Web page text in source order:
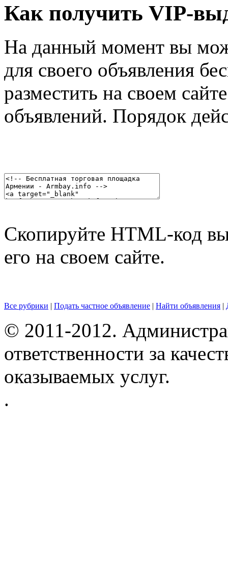
Как получить VIP-
На данный момент вы
для своего объявления
разместить на своем
объявлений. Порядок
Скопируйте HTML-код
его на своем сайте.
Все рубрики | Подать частное объявление | Найти объявления |
© 2011-2012.
ответственности за
оказываемых услуг.
.